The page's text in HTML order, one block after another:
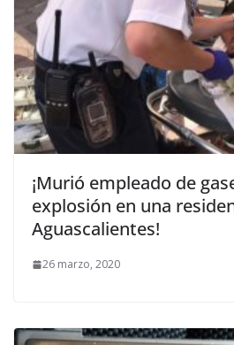
¡Murió empleado de
explosión en una
Aguascalientes!
26 marzo, 2020